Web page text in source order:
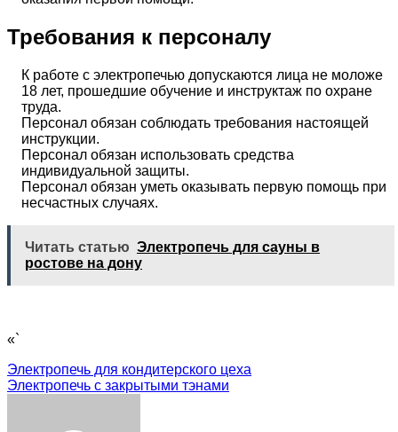
Требования к персоналу
К работе с электропечью допускаются лица не моложе
18 лет, прошедшие обучение и инструктаж по охране
труда.
Персонал обязан соблюдать требования настоящей
инструкции.
Персонал обязан использовать средства
индивидуальной защиты.
Персонал обязан уметь оказывать первую помощь при
несчастных случаях.
Читать статью Электропечь для сауны в
ростове на дону
«`
Навигация
по
Электропечь для кондитерского цеха
Электропечь с закрытыми тэнами